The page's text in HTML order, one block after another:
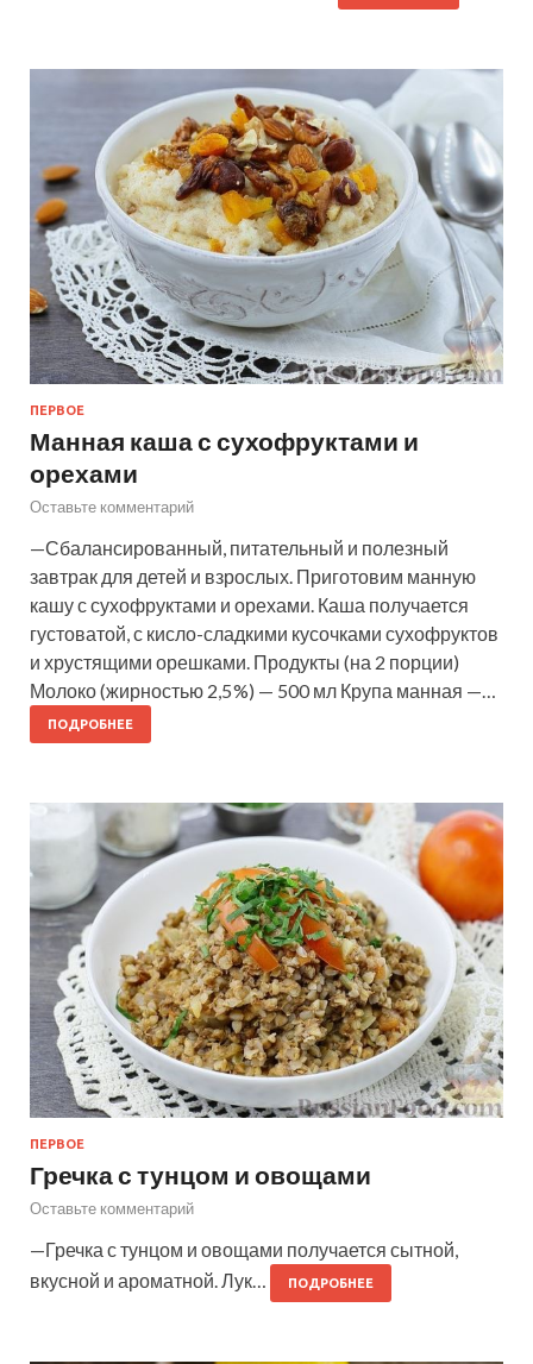
ПЕРВОЕ
Манная каша с сухофруктами и
орехами
Оставьте комментарий
—Сбалансированный, питательный и полезный
завтрак для детей и взрослых. Приготовим манную
кашу с сухофруктами и орехами. Каша получается
густоватой, с кисло-сладкими кусочками сухофруктов
и хрустящими орешками. Продукты (на 2 порции)
Молоко (жирностью 2,5 %) — 500 мл Крупа манная —…
ПОДРОБНЕЕ
ПЕРВОЕ
Гречка с тунцом и овощами
Оставьте комментарий
—Гречка с тунцом и овощами получается сытной,
вкусной и ароматной. Лук…
ПОДРОБНЕЕ